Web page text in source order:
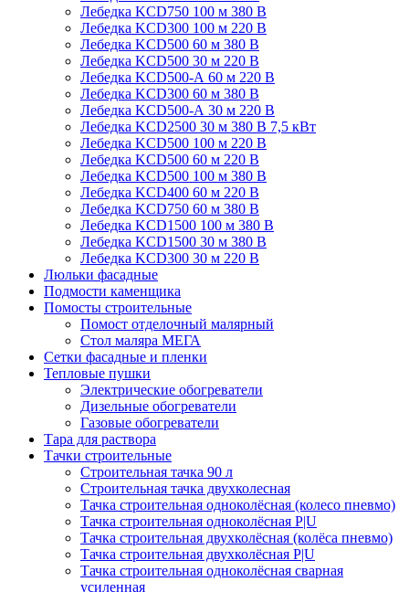
Лебедка KCD750 100 м 380 В
Лебедка KCD300 100 м 220 В
Лебедка KCD500 60 м 380 В
Лебедка KCD500 30 м 220 В
Лебедка KCD500-А 60 м 220 В
Лебедка KCD300 60 м 380 В
Лебедка KCD500-А 30 м 220 В
Лебедка KCD2500 30 м 380 В 7,5 кВт
Лебедка KCD500 100 м 220 В
Лебедка KCD500 60 м 220 В
Лебедка KCD500 100 м 380 В
Лебедка KCD400 60 м 220 В
Лебедка KCD750 60 м 380 В
Лебедка KCD1500 100 м 380 В
Лебедка KCD1500 30 м 380 В
Лебедка KCD300 30 м 220 В
Люльки фасадные
Подмости каменщика
Помосты строительные
Помост отделочный малярный
Стол маляра МЕГА
Сетки фасадные и пленки
Тепловые пушки
Электрические обогреватели
Дизельные обогреватели
Газовые обогреватели
Тара для раствора
Тачки строительные
Строительная тачка 90 л
Строительная тачка двухколесная
Тачка строительная одноколёсная (колесо пневмо)
Тачка строительная одноколёсная P|U
Тачка строительная двухколёсная (колёса пневмо)
Тачка строительная двухколёсная P|U
Тачка строительная одноколёсная сварная
усиленная